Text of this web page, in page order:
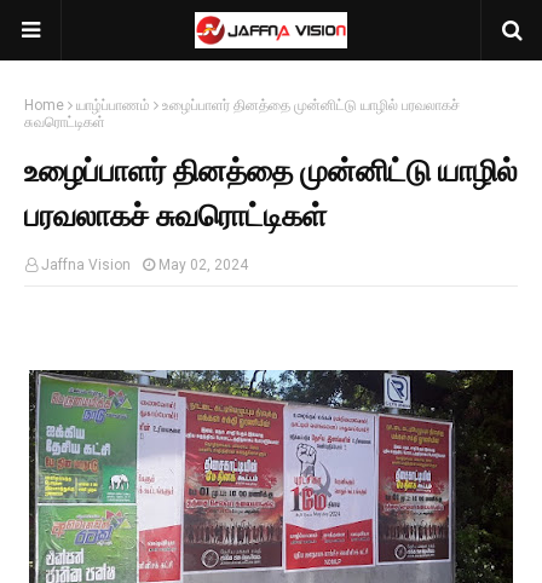
Home யாழ்ப்பாணம்
உழைப்பாளர் தினத்தை முன்னிட்டு யாழில் பரவலாகச்
சுவரொட்டிகள்
உழைப்பாளர் தினத்தை முன்னிட்டு யாழில்
பரவலாகச் சுவரொட்டிகள்
Jaffna Vision May 02, 2024